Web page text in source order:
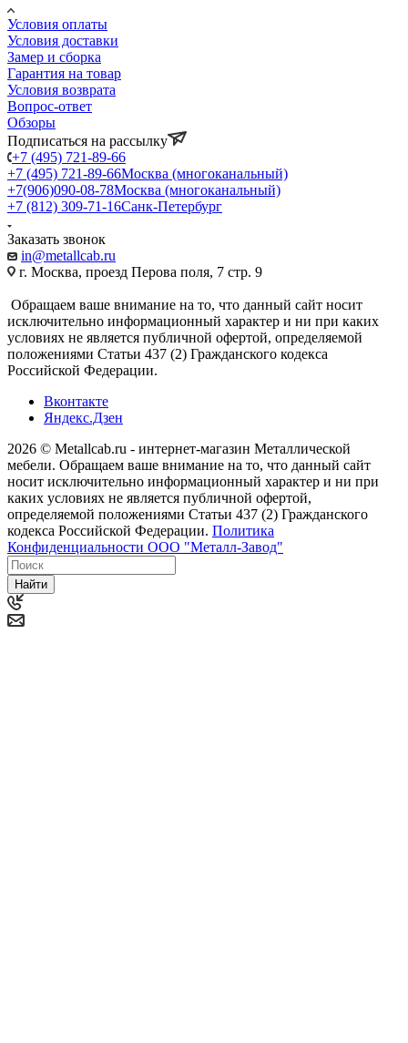
Условия оплаты
Условия доставки
Замер и сборка
Гарантия на товар
Условия возврата
Вопрос-ответ
Обзоры
Подписаться на рассылку
+7 (495) 721-89-66
+7 (495) 721-89-66Москва (многоканальный)
+7(906)090-08-78Москва (многоканальный)
+7 (812) 309-71-16Санк-Петербург
Заказать звонок
in@metallcab.ru
г. Москва, проезд Перова поля, 7 стр. 9
Обращаем ваше внимание на то, что данный сайт носит
исключительно информационный характер и ни при каких
условиях не является публичной офертой, определяемой
положениями Статьи 437 (2) Гражданского кодекса
Российской Федерации.
Вконтакте
Яндекс.Дзен
2026 © Metallcab.ru - интернет-магазин Металлической
мебели. Обращаем ваше внимание на то, что данный сайт
носит исключительно информационный характер и ни при
каких условиях не является публичной офертой,
определяемой положениями Статьи 437 (2) Гражданского
кодекса Российской Федерации. Политика
Конфиденциальности ООО "Металл-Завод"
Найти